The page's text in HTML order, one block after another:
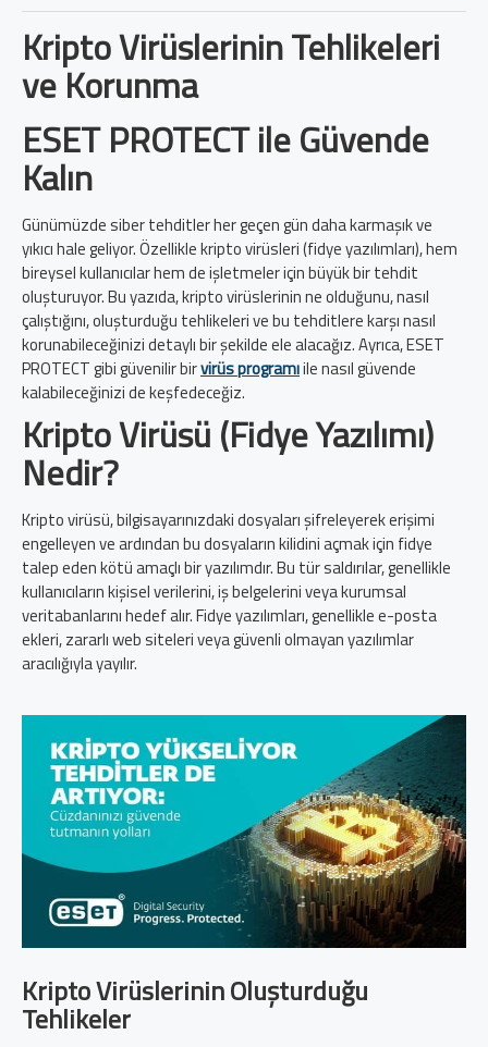
Kripto Virüslerinin Tehlikeleri
ve Korunma
ESET PROTECT ile Güvende
Kalın
Günümüzde siber tehditler her geçen gün daha karmaşık ve
yıkıcı hale geliyor. Özellikle kripto virüsleri (fidye yazılımları), hem
bireysel kullanıcılar hem de işletmeler için büyük bir tehdit
oluşturuyor. Bu yazıda, kripto virüslerinin ne olduğunu, nasıl
çalıştığını, oluşturduğu tehlikeleri ve bu tehditlere karşı nasıl
korunabileceğinizi detaylı bir şekilde ele alacağız. Ayrıca, ESET
PROTECT gibi güvenilir birvirüs programıile nasıl güvende
kalabileceğinizi de keşfedeceğiz.
Kripto Virüsü (Fidye Yazılımı)
Nedir?
Kripto virüsü, bilgisayarınızdaki dosyaları şifreleyerek erişimi
engelleyen ve ardından bu dosyaların kilidini açmak için fidye
talep eden kötü amaçlı bir yazılımdır. Bu tür saldırılar, genellikle
kullanıcıların kişisel verilerini, iş belgelerini veya kurumsal
veritabanlarını hedef alır. Fidye yazılımları, genellikle e-posta
ekleri, zararlı web siteleri veya güvenli olmayan yazılımlar
aracılığıyla yayılır.
Kripto Virüslerinin Oluşturduğu
Tehlikeler